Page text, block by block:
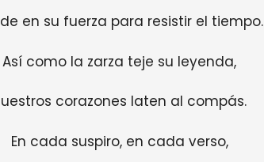
en su fuerza para resistir el tiempo.
Así como la zarza teje su leyenda,
corazones laten al compás.
En cada suspiro, en cada verso,